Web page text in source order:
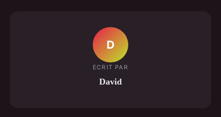
D
ECRIT PAR
David